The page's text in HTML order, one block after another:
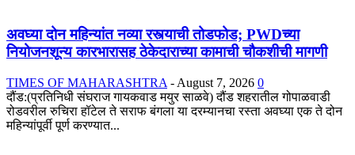
अवघ्या दोन महिन्यांत नव्या रस्त्याची तोडफोड; PWDच्या
नियोजनशून्य कारभारासह ठेकेदाराच्या कामाची चौकशीची मागणी
TIMES OF MAHARASHTRA - August 7, 2026 0
दौंड:(प्रतिनिधी संघराज गायकवाड मयुर साळवे) दौंड शहरातील गोपाळवाडी
रोडवरील रुचिरा हॉटेल ते सराफ बंगला या दरम्यानचा रस्ता अवघ्या एक ते दोन
महिन्यांपूर्वी पूर्ण करण्यात...